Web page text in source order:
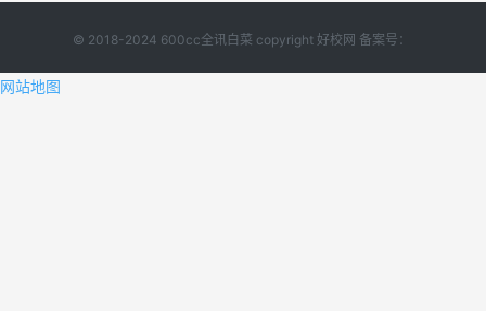
© 2018-2024 600cc全讯白菜 copyright 好校网 备案号：
网站地图